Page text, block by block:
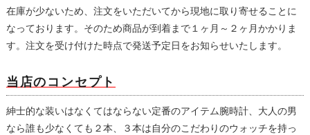
在庫が少ないため、注文をいただいてから現地に取り寄せることに
なっております。そのため商品が到着まで１ヶ月～２ヶ月かかりま
す。注文を受け付けた時点で発送予定日をお知らせいたします。
当店のコンセプト
紳士的な装いはなくてはならない定番のアイテム腕時計、大人の男
なら誰も少なくても２本、３本は自分のこだわりのウォッチを持っ